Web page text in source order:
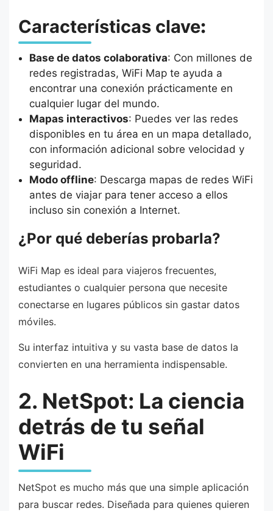
Características clave:
Base de datos colaborativa: Con millones de
redes registradas, WiFi Map te ayuda a
encontrar una conexión prácticamente en
cualquier lugar del mundo.
Mapas interactivos: Puedes ver las redes
disponibles en tu área en un mapa detallado,
con información adicional sobre velocidad y
seguridad.
Modo offline: Descarga mapas de redes WiFi
antes de viajar para tener acceso a ellos
incluso sin conexión a Internet.
¿Por qué deberías probarla?
WiFi Map es ideal para viajeros frecuentes,
estudiantes o cualquier persona que necesite
conectarse en lugares públicos sin gastar datos
móviles.
Su interfaz intuitiva y su vasta base de datos la
convierten en una herramienta indispensable.
2. NetSpot: La ciencia
detrás de tu señal
WiFi
NetSpot es mucho más que una simple aplicación
para buscar redes. Diseñada para quienes quieren